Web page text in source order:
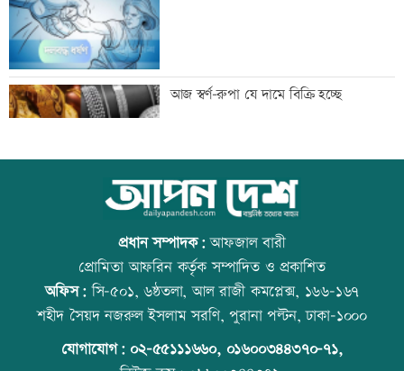
সপ্তাহের শুরুতেই বিশ্ববাজারে বাড়ল তেলের
দাম
সোমবার রাজধানীর যেসব দোকান-মার্কেট
বন্ধ
সৌদিতে সোফা কারখানায় ভয়াবহ আগুন, ১৬
বাংলাদেশি নিহত
আজ স্বর্ণ-রুপা যে দামে বিক্রি হচ্ছে
ইউএস-বাংলা এয়ারলাইন্সে নিয়োগ বিজ্ঞপ্তি
রাজধানীতে ট্রেনের ধাক্কায় শিক্ষার্থীসহ নিহত
প্রধান সম্পাদক:আফজাল বারী
প্রোমিতা আফরিন কর্তৃক সম্পাদিত ও প্রকাশিত
অফিস:সি-৫০১, ৬ষ্ঠতলা, আল রাজী কমপ্লেক্স, ১৬৬-১৬৭
শহীদ সৈয়দ নজরুল ইসলাম সরণি, পুরানা পল্টন, ঢাকা-১০০০
যোগাযোগ: ০২-৫৫১১১৬৬০, ০১৬০০৩৪৪৩৭০-৭১,